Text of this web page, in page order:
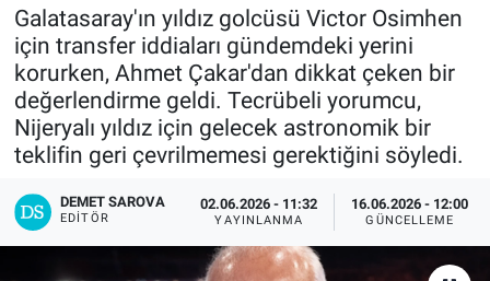
Galatasaray'ın yıldız golcüsü Victor Osimhen
için transfer iddiaları gündemdeki yerini
korurken, Ahmet Çakar'dan dikkat çeken bir
değerlendirme geldi. Tecrübeli yorumcu,
Nijeryalı yıldız için gelecek astronomik bir
teklifin geri çevrilmemesi gerektiğini söyledi.
DEMET SAROVA
EDITÖR
02.06.2026 - 11:32
YAYINLANMA
16.06.2026 - 12:00
GÜNCELLEME
ÖZEL HABER
Keşfet
ASTROLOJİ
MANŞET
RESMİ İLANLAR